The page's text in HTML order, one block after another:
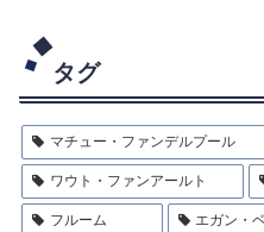
タグ
マチュー・ファンデルプール
ワウト・ファンアールト
フルーム エガン・